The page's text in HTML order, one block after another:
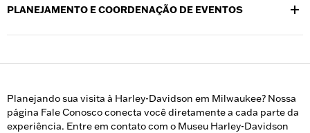
servidos à mesa a opções informais — garantindo que todos os
PLANEJAMENTO E COORDENAÇÃO DE EVENTOS
Nossa equipe experiente cuida de todos os detalhes, desde a
aproveitar seu evento;Veja mais sobre 1903 Eventse comece a
Planejando sua visita à Harley-Davidson em Milwaukee? Nossa
página Fale Conosco conecta você diretamente a cada parte da
experiência. Entre em contato com o Museu Harley-Davidson